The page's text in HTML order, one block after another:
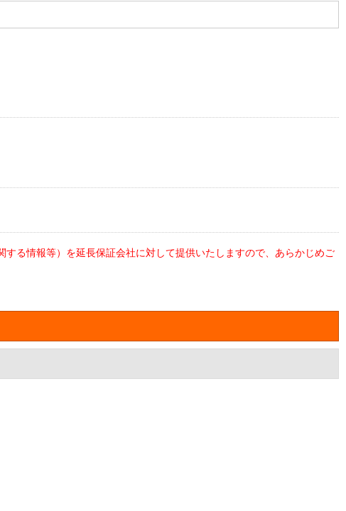
る情報等）を延長保証会社に対して提供いたしますので、あらかじめご